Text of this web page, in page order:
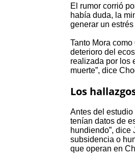
El rumor corrió
había duda, la
generar un
Tanto Mora
deterioro del
realizada por los
muerte”, dice
Los
Antes del
tenían datos de
hundiendo”,
subsidencia o
que operan en